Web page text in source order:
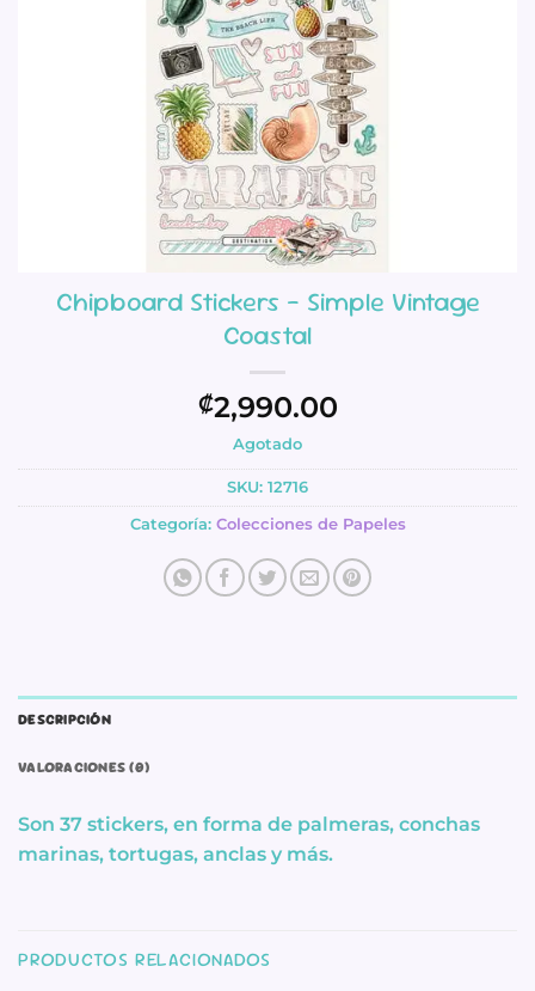
Chipboard Stickers – Simple Vintage
Coastal
₡2,990.00
Agotado
SKU: 12716
Categoría: Colecciones de Papeles
DESCRIPCIÓN
VALORACIONES (0)
Son 37 stickers, en forma de palmeras, conchas
marinas, tortugas, anclas y más.
PRODUCTOS RELACIONADOS